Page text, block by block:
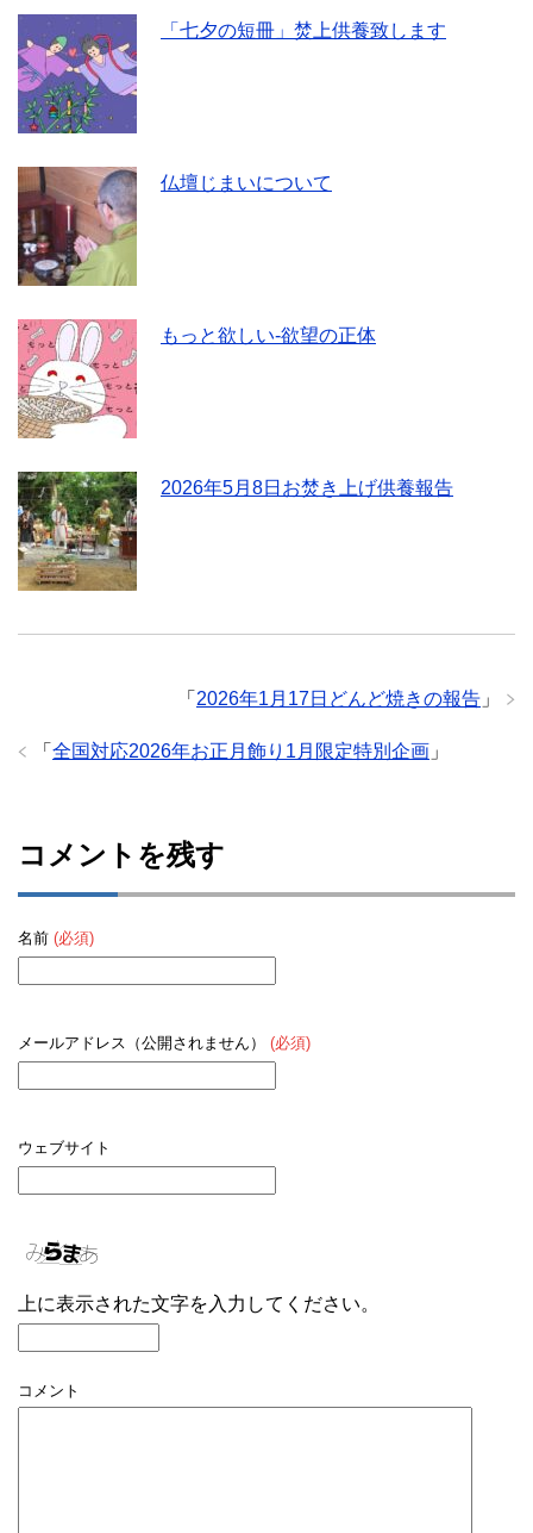
「七夕の短冊」焚上供養致します
仏壇じまいについて
もっと欲しい-欲望の正体
2026年5月8日お焚き上げ供養報告
「 2026年1月17日どんど焼きの報告 」
「 全国対応2026年お正月飾り1月限定特別企画 」
コメントを残す
名前 (必須)
メールアドレス（公開されません） (必須)
ウェブサイト
上に表示された文字を入力してください。
コメント